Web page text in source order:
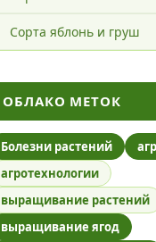
Сорта яблонь и груш
ОБЛАКО МЕТОК
Болезни растений
агротехнологии
выращивание растений
выращивание ягод